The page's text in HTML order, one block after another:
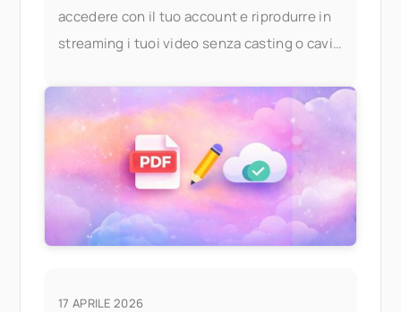
accedere con il tuo account e riprodurre in
streaming i tuoi video senza casting o cavi.
17 APRILE 2026